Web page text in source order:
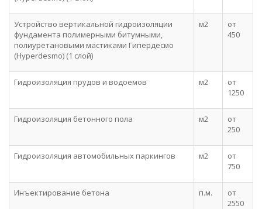
Устройство вертикальной гидроизоляции
фундамента полимерными битумными,
полиуретановыми мастиками Гипердесмо
(Hyperdesmo) (1 слой)
м2
от
450
Гидроизоляция прудов и водоемов м2
от
1250
Гидроизоляция бетонного пола м2
от
250
Гидроизоляция автомобильных паркингов м2
от
750
Инъектирование бетона п.м.
от
2550